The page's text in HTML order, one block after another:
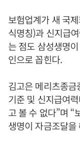
보험업계가 새 국
식명칭)과 신지급
는 점도 삼성생명
인으로 꼽힌다.
김고은 메리츠종
기준 및 신지급여
고 볼 수 없다”며 “
생명이 자금조달